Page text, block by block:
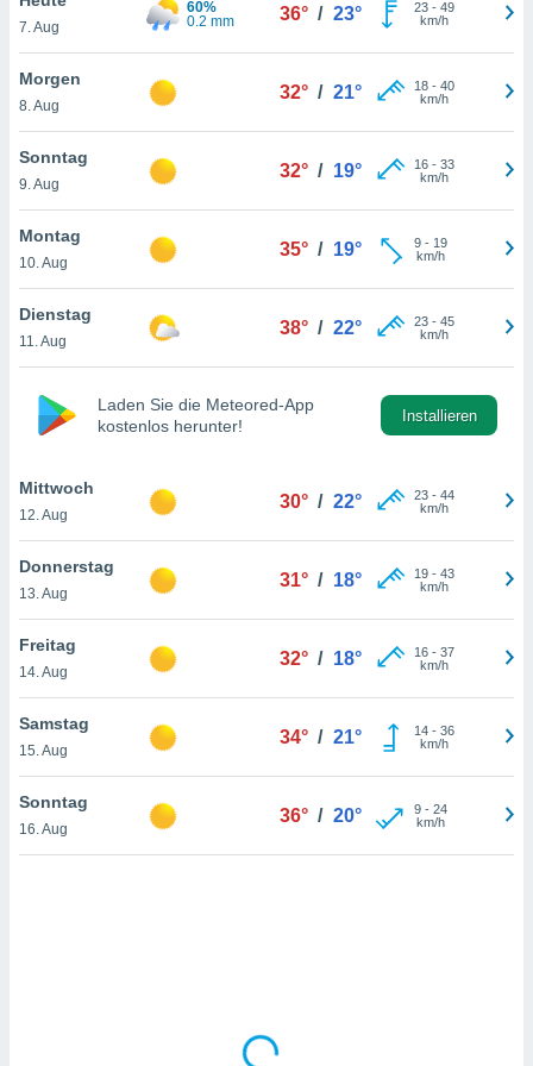
oder
Partner
es uns
das
der
Profil zu
Ihnen
finden
. Sie
jederzeit
Sie
der
weiterhin
7. Aug
60%
0.2 mm
36° / 23° 23- 49
km/h
Morgen
8. Aug
32° / 21° 18- 40
km/h
Sonntag
9. Aug
32° / 19° 16- 33
km/h
Montag
10. Aug
35° / 19° 9- 19
km/h
Dienstag
11. Aug
38° / 22° 23- 45
km/h
Laden Sie die Meteored-App
kostenlos herunter!
Installieren
Mittwoch
12. Aug
30° / 22° 23- 44
km/h
Donnerstag
13. Aug
31° / 18° 19- 43
km/h
Freitag
14. Aug
32° / 18° 16- 37
km/h
Samstag
15. Aug
34° / 21° 14- 36
km/h
Sonntag
16. Aug
36° / 20° 9- 24
km/h